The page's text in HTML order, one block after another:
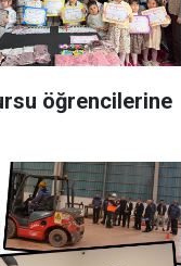
öğrencilerine